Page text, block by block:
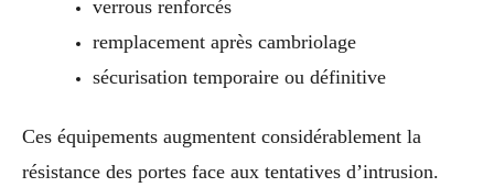
verrous renforcés
remplacement après cambriolage
sécurisation temporaire ou définitive
Ces équipements augmentent considérablement la
résistance des portes face aux tentatives d’intrusion.